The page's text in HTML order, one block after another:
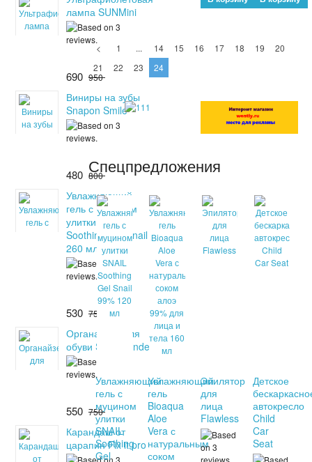
лампа SUNMini
690 950
Виниры на зубы
Snapon Smile
480 800
Увлажняющий
гель с муцином
улитки SNAIL
Soothing Gel Snail
260 мл
530 750
Органайзер для
обуви Shoes Under
550 750
Карандаш от
царапин Fix it pro
< 1 ... 14 15 16 17 18 19
20
21
22 23 24
Спецпредложения
Увлажняющий
гель с
муцином
улитки
SNAIL
Soothing
Gel
Увлажняющий
гель
Bioaqua
Aloe
Vera с
натуральным
соком
Эпилятор
для
лица
Flawless
Детское
автокресло
Child
Car
Seat